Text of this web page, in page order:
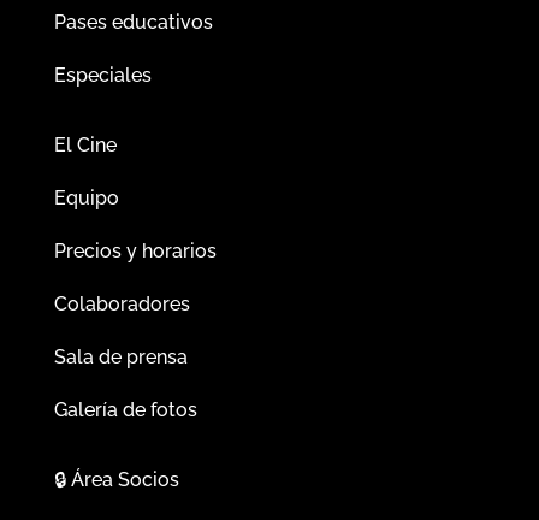
Pases educativos
Especiales
El Cine
Equipo
Precios y horarios
Colaboradores
Sala de prensa
Galería de fotos
🔒Área Socios